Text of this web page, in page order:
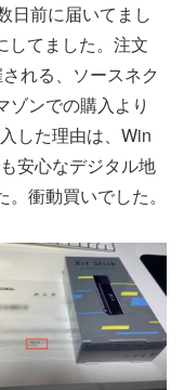
日前に届いてまし
してました。注文
れる、ソースネク
ゾンでの購入より
した理由は、Win
安心なデジタル地
衝動買いでした。